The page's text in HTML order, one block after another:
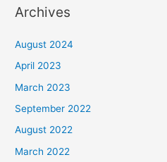
Archives
August 2024
April 2023
March 2023
September 2022
August 2022
March 2022